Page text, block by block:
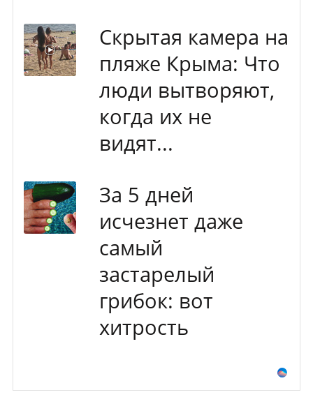
Скрытая камера на
пляже Крыма: Что
люди вытворяют,
когда их не
видят...
За 5 дней
исчезнет даже
самый
застарелый
грибок: вот
хитрость